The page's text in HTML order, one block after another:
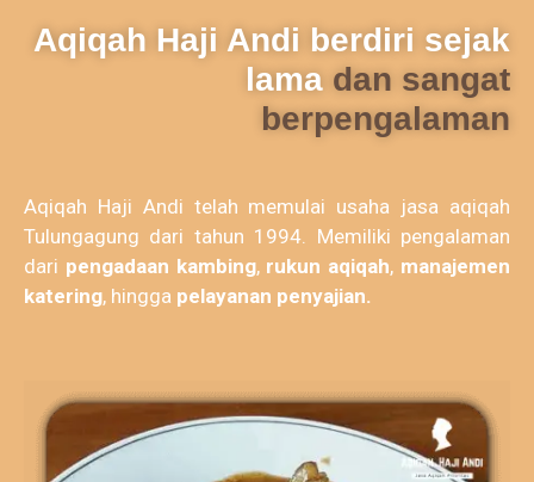
Aqiqah Haji Andi berdiri sejak
lama dan sangat
berpengalaman
Aqiqah Haji Andi telah memulai usaha jasa aqiqah
Tulungagung dari tahun 1994. Memiliki pengalaman
dari pengadaan kambing, rukun aqiqah, manajemen
katering, hingga pelayanan penyajian.